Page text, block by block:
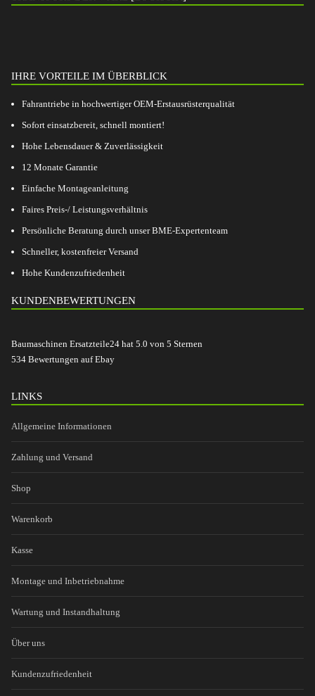
IHRE VORTEILE IM ÜBERBLICK
Fahrantriebe in hochwertiger OEM-Erstausrüsterqualität
Sofort einsatzbereit, schnell montiert!
Hohe Lebensdauer & Zuverlässigkeit
12 Monate Garantie
Einfache Montageanleitung
Faires Preis-/ Leistungsverhältnis
Persönliche Beratung durch unser BME-Expertenteam
Schneller, kostenfreier Versand
Hohe Kundenzufriedenheit
KUNDENBEWERTUNGEN
Baumaschinen Ersatzteile24 hat 5.0 von 5 Sternen
534 Bewertungen auf Ebay
LINKS
Allgemeine Informationen
Zahlung und Versand
Shop
Warenkorb
Kasse
Montage und Inbetriebnahme
Wartung und Instandhaltung
Über uns
Kundenzufriedenheit